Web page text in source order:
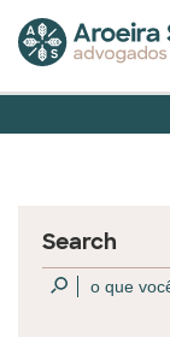
Search